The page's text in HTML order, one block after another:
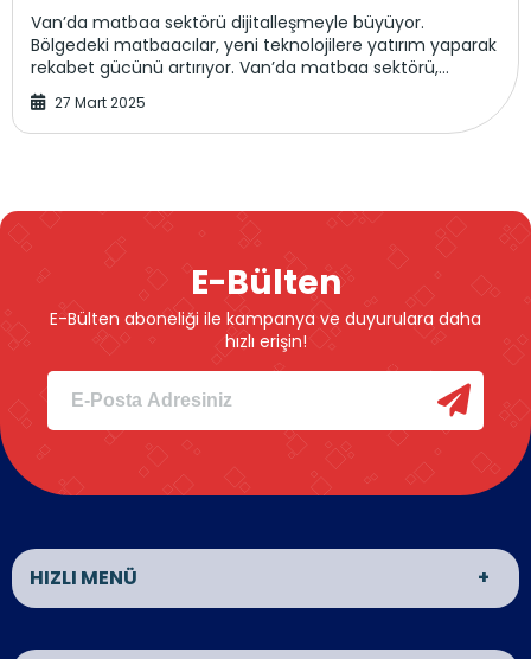
Büyüyor
Van’da matbaa sektörü dijitalleşmeyle büyüyor.
Bölgedeki matbaacılar, yeni teknolojilere yatırım yaparak
rekabet gücünü artırıyor. Van’da matbaa sektörü,
dijitalleşmenin etkisiyle hızla gelişmey...
27 Mart 2025
E-Bülten
E-Bülten aboneliği ile kampanya ve duyurulara daha
hızlı erişin!
HIZLI MENÜ
Van Matbaa Van Reklam